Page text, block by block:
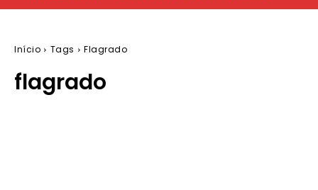
Início Tags Flagrado
flagrado